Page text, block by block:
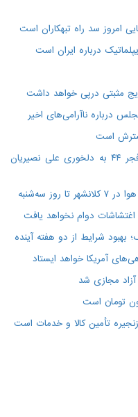
امروز سد راه تبهکاران است
درباره ایران است
مثبتی درپی خواهد داشت
درباره ناآرامی‌های اخیر
است
درگذشت ۳ هنرمند سینما؛ پاسخ دبیر فجر ۴۴ به دلخوری علی نصیریان
سه‌شنبه
دوام نخواهد یافت
بهبود شرایط از دو هفته آینده
آمریکا خواهد ایستاد
آزاد مجازی شد
تأمین کالا و خدمات است